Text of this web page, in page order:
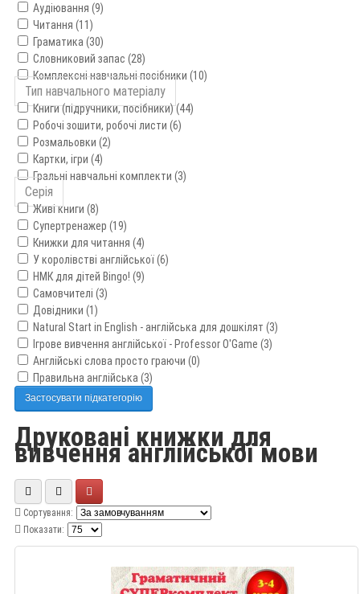
Аудіювання (9)
Читання (11)
Граматика (30)
Словниковий запас (28)
Комплексні навчальні посібники (10)
Тип навчального матеріалу
Книги (підручники, посібники) (44)
Робочі зошити, робочі листи (6)
Розмальовки (2)
Картки, ігри (4)
Гральні навчальні комплекти (3)
Серія
Живі книги (8)
Супертренажер (19)
Книжки для читання (4)
У королівстві англійської (6)
НМК для дітей Bingo! (9)
Самовчителі (3)
Довідники (1)
Natural Start in English - англійська для дошкілят (3)
Ігрове вивчення англійської - Professor O'Game (3)
Англійські слова просто граючи (0)
Правильна англійська (3)
Застосувати підкатегорію
Друковані книжки для
вивчення англійської мови
Сортування:
Показати: